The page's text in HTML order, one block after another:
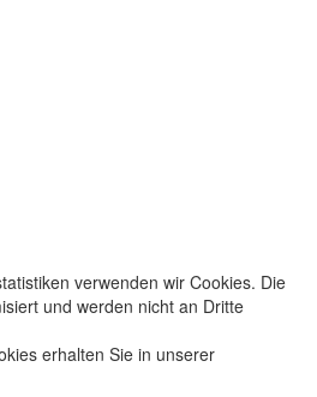
verwenden wir Cookies. Die
und werden nicht an Dritte
erhalten Sie in unserer